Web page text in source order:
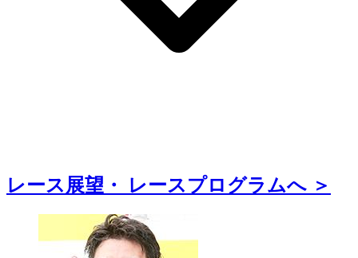
レース展望・ レースプログラムへ ＞